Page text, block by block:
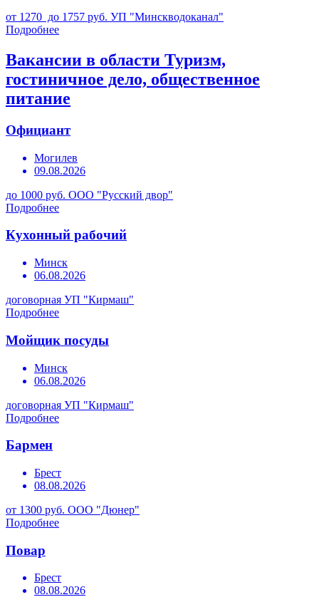
от 1270 до 1757 руб. УП "Минскводоканал"
Подробнее
Вакансии в области Туризм,
гостиничное дело, общественное
питание
Официант
Могилев
09.08.2026
до 1000 руб. ООО "Русский двор"
Подробнее
Кухонный рабочий
Минск
06.08.2026
договорная УП "Кирмаш"
Подробнее
Мойщик посуды
Минск
06.08.2026
договорная УП "Кирмаш"
Подробнее
Бармен
Брест
08.08.2026
от 1300 руб. ООО "Дюнер"
Подробнее
Повар
Брест
08.08.2026